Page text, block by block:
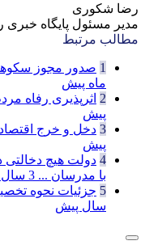
رضا شکوری
مدیر مسئول پایگاه خبری
مطالب مرتبط
1 صدور مجوز
ماه پیش
2 اثرپذیری رفاه
پیش
3 دخل و خرج اقتصاد
پیش
4 دولت هیچ دخالتی
با مدرسان ... 3 سال پیش
5 جزئیات نحوه تخصیص
سال پیش